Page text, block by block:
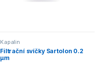
Kapalin
Filtrační svíčky Sartolon 0.2
µm